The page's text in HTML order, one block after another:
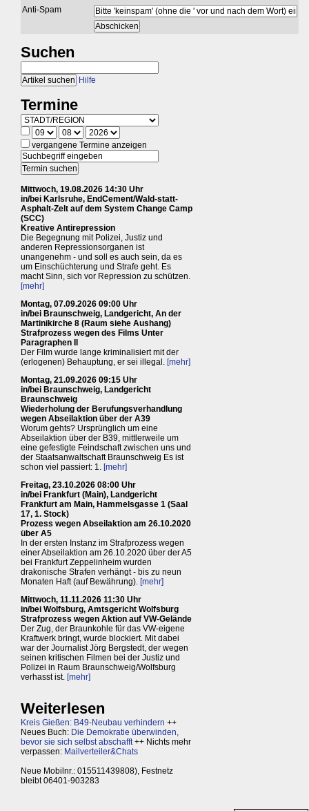
Anti-Spam
Suchen
Hilfe
Termine
vergangene Termine anzeigen
Mittwoch, 19.08.2026 14:30 Uhr
in/bei Karlsruhe, EndCement/Wald-statt-
Asphalt-Zelt auf dem System Change Camp
(SCC)
Kreative Antirepression
Die Begegnung mit Polizei, Justiz und
anderen Repressionsorganen ist
unangenehm - und soll es auch sein, da es
um Einschüchterung und Strafe geht. Es
macht Sinn, sich vor Repression zu schützen.
[mehr]
Montag, 07.09.2026 09:00 Uhr
in/bei Braunschweig, Landgericht, An der
Martinikirche 8 (Raum siehe Aushang)
Strafprozess wegen des Films Unter
Paragraphen II
Der Film wurde lange kriminalisiert mit der
(erlogenen) Behauptung, er sei illegal. [mehr]
Montag, 21.09.2026 09:15 Uhr
in/bei Braunschweig, Landgericht
Braunschweig
Wiederholung der Berufungsverhandlung
wegen Abseilaktion über der A39
Worum gehts? Ursprünglich um eine
Abseilaktion über der B39, mittlerweile um
eine gefestigte Feindschaft zwischen uns und
der Staatsanwaltschaft Braunschweig Es ist
schon viel passiert: 1. [mehr]
Freitag, 23.10.2026 08:00 Uhr
in/bei Frankfurt (Main), Landgericht
Frankfurt am Main, Hammelsgasse 1 (Saal
17, 1. Stock)
Prozess wegen Abseilaktion am 26.10.2020
über A5
In der ersten Instanz im Strafprozess wegen
einer Abseilaktion am 26.10.2020 über der A5
bei Frankfurt Zeppelinheim wurden
drakonische Strafen verhängt - bis zu neun
Monaten Haft (auf Bewährung). [mehr]
Mittwoch, 11.11.2026 11:30 Uhr
in/bei Wolfsburg, Amtsgericht Wolfsburg
Strafprozess wegen Aktion auf VW-Gelände
Der Zug, der Braunkohle für das VW-eigene
Kraftwerk bringt, wurde blockiert. Mit dabei
war der Journalist Jörg Bergstedt, der wegen
seinen kritischen Filmen bei der Justiz und
Polizei in Raum Braunschweig/Wolfsburg
verhasst ist. [mehr]
Weiterlesen
Kreis Gießen: B49-Neubau verhindern ++
Neues Buch: Die Demokratie überwinden,
bevor sie sich selbst abschafft++ Nichts mehr
verpassen: Mailverteiler&Chats
Neue Mobilnr.: 015511439808), Festnetz
bleibt 06401-903283